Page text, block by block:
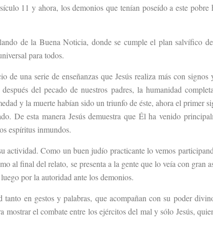
11 y ahora, los demonios que tenían poseído a este pobre
de la Buena Noticia, donde se cumple el plan salvífico
para todos.
una serie de enseñanzas que Jesús realiza más con signos
del pecado de nuestros padres, la humanidad
y la muerte habían sido un triunfo de éste, ahora el primer
De esta manera Jesús demuestra que Él ha venido
espíritus inmundos.
actividad. Como un buen judío practicante lo vemos
al final del relato, se presenta a la gente que lo veía con gran
por la autoridad ante los demonios.
tanto en gestos y palabras, que acompañan con su poder
mostrar el combate entre los ejércitos del mal y sólo Jesús,